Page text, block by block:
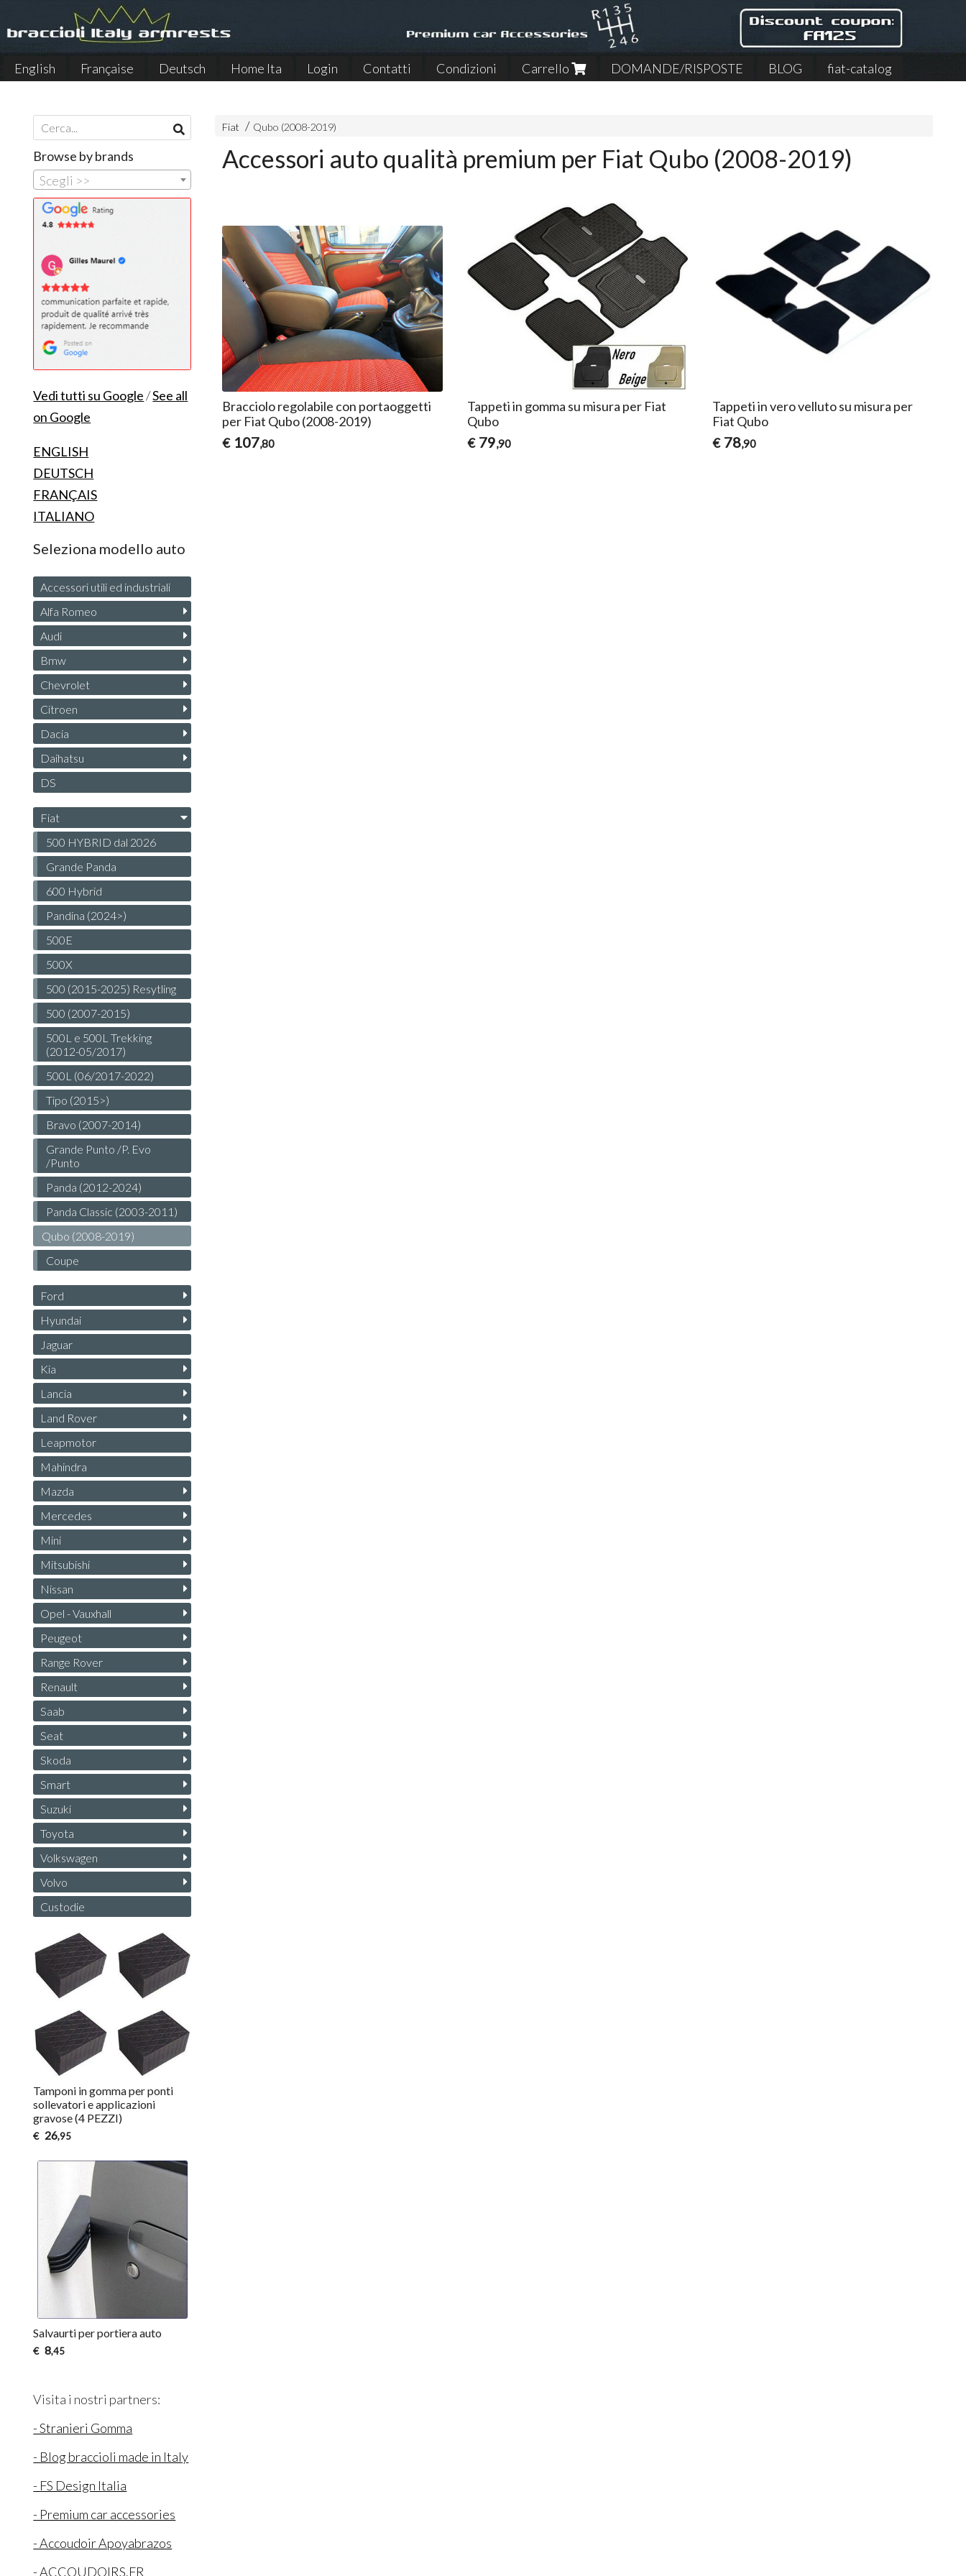
English Française Deutsch Home Ita Login Contatti Condizioni Carrello DOMANDE/RISPOSTE BLOG
fiat-catalog
Fiat Qubo (2008-2019)
Accessori auto qualità premium per Fiat Qubo (2008-2019)
Bracciolo regolabile con portaoggetti
per Fiat Qubo (2008-2019)
€ 107,80
Tappeti in gomma su misura per Fiat
Qubo
€ 79,90
Tappeti in vero velluto su misura per
Fiat Qubo
€ 78,90
Browse by brands
Scegli >>
Vedi tutti su Google/See all
on Google
ENGLISH
DEUTSCH
FRANÇAIS
ITALIANO
Seleziona modello auto
Accessori utili ed industriali
Alfa Romeo
Audi
Bmw
Chevrolet
Citroen
Dacia
Daihatsu
DS
Fiat
500 HYBRID dal 2026
Grande Panda
600 Hybrid
Pandina (2024>)
500E
500X
500 (2015-2025) Resytling
500 (2007-2015)
500L e 500L Trekking
(2012-05/2017)
500L (06/2017-2022)
Tipo (2015>)
Bravo (2007-2014)
Grande Punto /P. Evo
/Punto
Panda (2012-2024)
Panda Classic (2003-2011)
Qubo (2008-2019)
Coupe
Ford
Hyundai
Jaguar
Kia
Lancia
Land Rover
Leapmotor
Mahindra
Mazda
Mercedes
Mini
Mitsubishi
Nissan
Opel - Vauxhall
Peugeot
Range Rover
Renault
Saab
Seat
Skoda
Smart
Suzuki
Toyota
Volkswagen
Volvo
Custodie
Tamponi in gomma per ponti
sollevatori e applicazioni
gravose (4 PEZZI)
€ 26,95
Salvaurti per portiera auto
€ 8,45
Visita i nostri partners:
- Stranieri Gomma
- Blog braccioli made in Italy
- FS Design Italia
- Premium car accessories
- Accoudoir Apoyabrazos
- ACCOUDOIRS.FR